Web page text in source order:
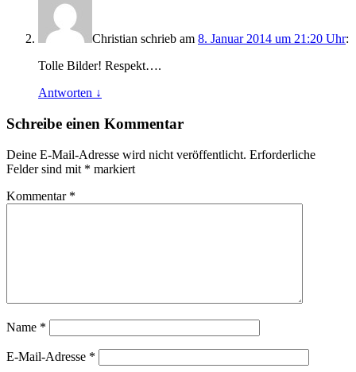
Christian schrieb am 8. Januar 2014 um 21:20 Uhr:
Tolle Bilder! Respekt….
Antworten ↓
Schreibe einen Kommentar
Deine E-Mail-Adresse wird nicht veröffentlicht. Erforderliche
Felder sind mit * markiert
Kommentar *
Name *
E-Mail-Adresse *